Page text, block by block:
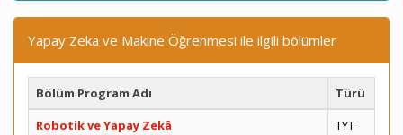
Yapay Zeka ve Makine Öğrenmesi ile ilgili bölümler
Bölüm Program Adı
Türü
Robotik ve Yapay Zekâ
TYT